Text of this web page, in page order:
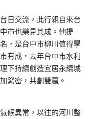
日交流，此行親自來台
市也樂見其成。他提
，是台中市柳川值得學
有成，去年台中市水利
下持續創造宜居永續城
緊密，共創雙贏。
候異常，以往的河川整